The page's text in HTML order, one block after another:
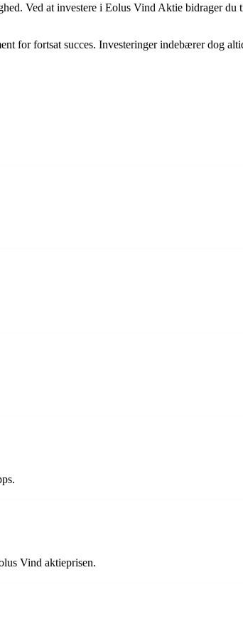
Ved at investere i Eolus Vind Aktie bidrager
for fortsat succes. Investeringer indebærer dog
Vind aktieprisen.